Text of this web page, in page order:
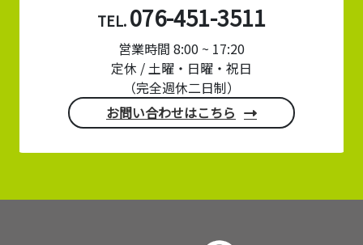
TEL. 076-451-3511
営業時間 8:00 ~ 17:20
定休 / 土曜・日曜・祝日
（完全週休二日制）
お問い合わせはこちら